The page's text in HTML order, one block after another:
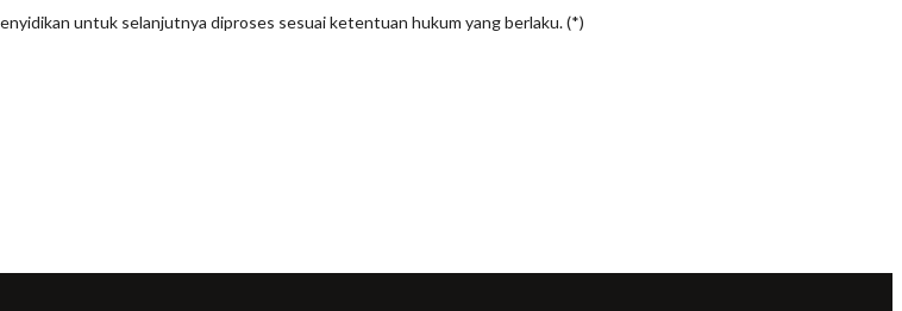
untuk selanjutnya diproses sesuai ketentuan hukum yang berlaku. (*)